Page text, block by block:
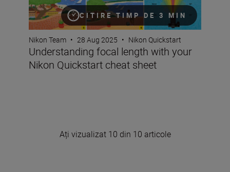
CITIRE TIMP DE 3 MIN
Nikon Team • 28 Aug 2025 • Nikon Quickstart
Understanding focal length with your
Nikon Quickstart cheat sheet
Ați vizualizat 10 din 10 articole